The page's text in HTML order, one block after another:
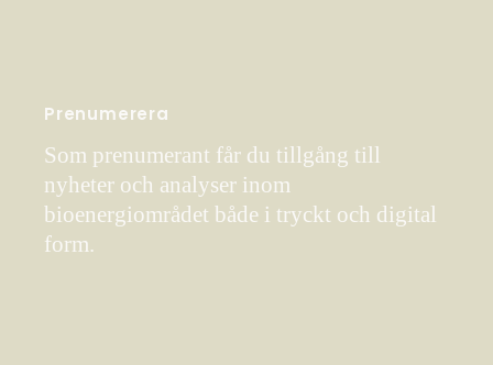
Prenumerera
Som prenumerant får du tillgång till
nyheter och analyser inom
bioenergiområdet både i tryckt och digital
form.